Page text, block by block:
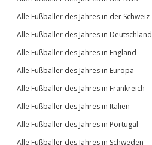
Alle Fußballer des Jahres in der Schweiz
Alle Fußballer des Jahres in Deutschland
Alle Fußballer des Jahres in England
Alle Fußballer des Jahres in Europa
Alle Fußballer des Jahres in Frankreich
Alle Fußballer des Jahres in Italien
Alle Fußballer des Jahres in Portugal
Alle Fußballer des Jahres in Schweden